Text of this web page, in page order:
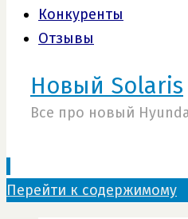
Конкуренты
Отзывы
Новый Solaris
Все про новый
Перейти к содержимому